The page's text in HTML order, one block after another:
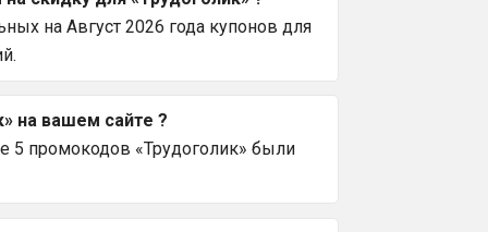
на Август 2026 года купонов для
на вашем сайте ?
5 промокодов «Трудоголик» были